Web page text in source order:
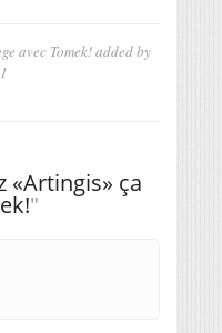
avec Tomek!added by
«Artingis» ça
"